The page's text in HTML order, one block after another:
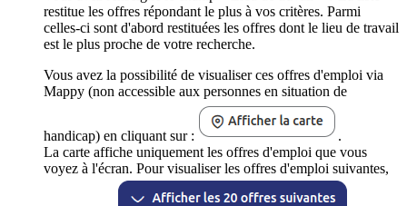
restitue les offres répondant le plus à vos critères. Parmi
celles-ci sont d'abord restituées les offres dont le lieu de travail
est le plus proche de votre recherche.
Vous avez la possibilité de visualiser ces offres d'emploi via
Mappy (non accessible aux personnes en situation de
handicap) en cliquant sur :
.
La carte affiche uniquement les offres d'emploi que vous
voyez à l'écran. Pour visualiser les offres d'emploi suivantes,